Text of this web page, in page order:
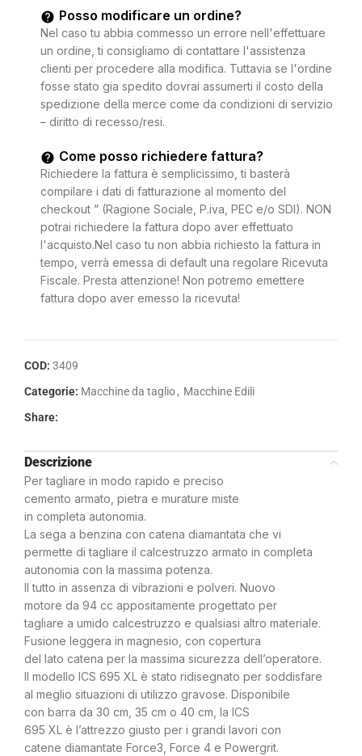
Posso modificare un ordine?
Nel caso tu abbia commesso un errore nell'effettuare
un ordine, ti consigliamo di contattare l'assistenza
clienti per procedere alla modifica. Tuttavia se l'ordine
fosse stato gia spedito dovrai assumerti il costo della
spedizione della merce come da condizioni di servizio
– diritto di recesso/resi.
Come posso richiedere fattura?
Richiedere la fattura è semplicissimo, ti basterà
compilare i dati di fatturazione al momento del
checkout ” (Ragione Sociale, P.iva, PEC e/o SDI). NON
potrai richiedere la fattura dopo aver effettuato
l'acquisto.Nel caso tu non abbia richiesto la fattura in
tempo, verrà emessa di default una regolare Ricevuta
Fiscale. Presta attenzione! Non potremo emettere
fattura dopo aver emesso la ricevuta!
COD: 3409
Categorie: Macchine da taglio, Macchine Edili
Share:
Descrizione
Per tagliare in modo rapido e preciso
cemento armato, pietra e murature miste
in completa autonomia.
La sega a benzina con catena diamantata che vi
permette di tagliare il calcestruzzo armato in completa
autonomia con la massima potenza.
Il tutto in assenza di vibrazioni e polveri. Nuovo
motore da 94 cc appositamente progettato per
tagliare a umido calcestruzzo e qualsiasi altro materiale.
Fusione leggera in magnesio, con copertura
del lato catena per la massima sicurezza dell’operatore.
Il modello ICS 695 XL è stato ridisegnato per soddisfare
al meglio situazioni di utilizzo gravose. Disponibile
con barra da 30 cm, 35 cm o 40 cm, la ICS
695 XL è l’attrezzo giusto per i grandi lavori con
catene diamantate Force3, Force 4 e Powergrit.